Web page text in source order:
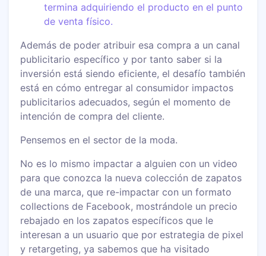
termina adquiriendo el producto en el punto
de venta físico.
Además de poder atribuir esa compra a un canal
publicitario específico y por tanto saber si la
inversión está siendo eficiente, el desafío también
está en cómo entregar al consumidor impactos
publicitarios adecuados, según el momento de
intención de compra del cliente.
Pensemos en el sector de la moda.
No es lo mismo impactar a alguien con un video
para que conozca la nueva colección de zapatos
de una marca, que re-impactar con un formato
collections de Facebook, mostrándole un precio
rebajado en los zapatos específicos que le
interesan a un usuario que por estrategia de pixel
y retargeting, ya sabemos que ha visitado